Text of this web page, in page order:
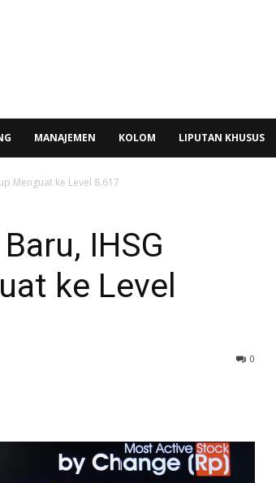
MANAJEMEN KOLOM LIPUTAN KHUSUS
Menguat ke Level 8.617
IHSG
ke Level
0